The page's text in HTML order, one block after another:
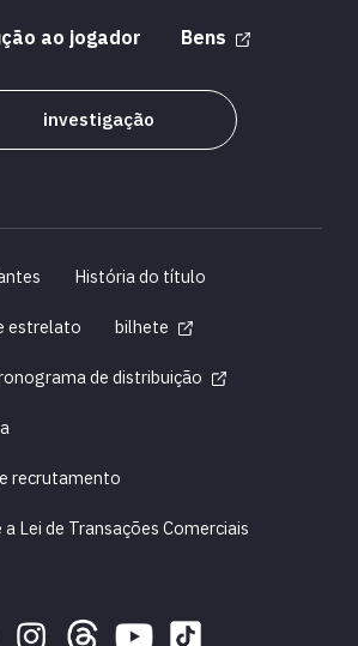
ao jogador Bens
investigação
História do título
estrelato
bilhete
de distribuição
recrutamento
Lei de Transações Comerciais